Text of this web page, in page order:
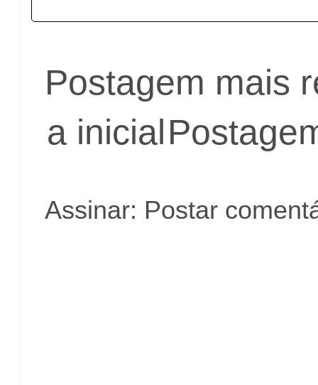
Postagem mais
a inicial
Assinar: Postar